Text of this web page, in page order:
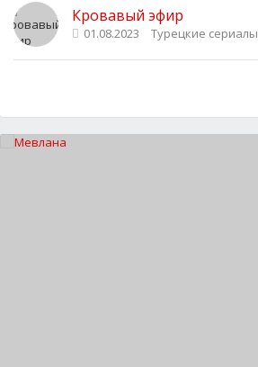
Кровавый эфир
01.08.2023 Турецкие сериалы